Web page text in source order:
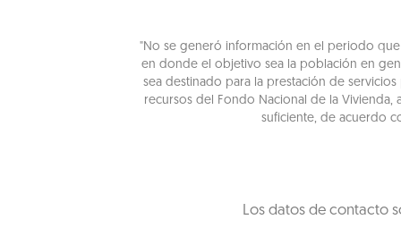
"No se generó información en el periodo que
en donde el objetivo sea la población en
sea destinado para la prestación de
recursos del Fondo Nacional de la
suficiente, de acuerdo
Los datos de contacto